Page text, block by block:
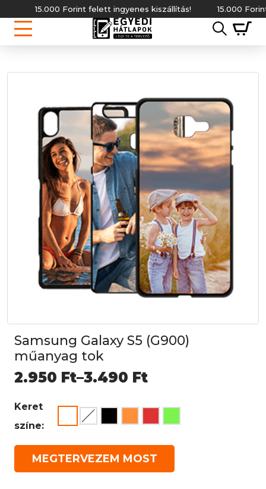
15.000 Forint felett ingyenes kiszállítás! 15.000 Forint
Samsung Galaxy S5 (G900)
műanyag tok
2.950 Ft–3.490 Ft
Ártartomány:
2.950 Ft
-
3.490 Ft
Keret
színe:
MEGTERVEZEM MOST